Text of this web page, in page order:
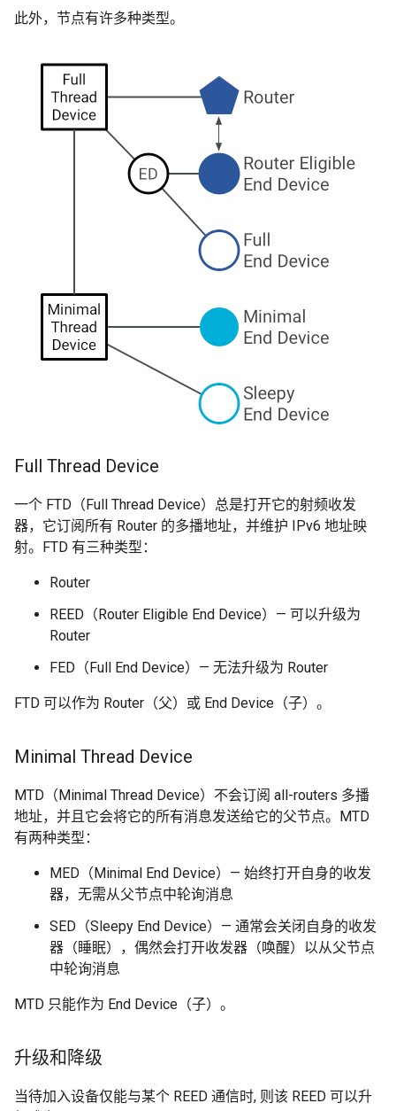
此外，节点有许多种类型。
Full Thread Device
一个 FTD（Full Thread Device）总是打开它的射频收发
器，它订阅所有 Router 的多播地址，并维护 IPv6 地址映
射。FTD 有三种类型：
Router
REED（Router Eligible End Device）— 可以升级为
Router
FED（Full End Device）— 无法升级为 Router
FTD 可以作为 Router（父）或 End Device（子）。
Minimal Thread Device
MTD（Minimal Thread Device）不会订阅 all-routers 多播
地址，并且它会将它的所有消息发送给它的父节点。MTD
有两种类型：
MED（Minimal End Device）— 始终打开自身的收发
器，无需从父节点中轮询消息
SED（Sleepy End Device）— 通常会关闭自身的收发
器（睡眠），偶然会打开收发器（唤醒）以从父节点
中轮询消息
MTD 只能作为 End Device（子）。
升级和降级
当待加入设备仅能与某个 REED 通信时, 则该 REED 可以升